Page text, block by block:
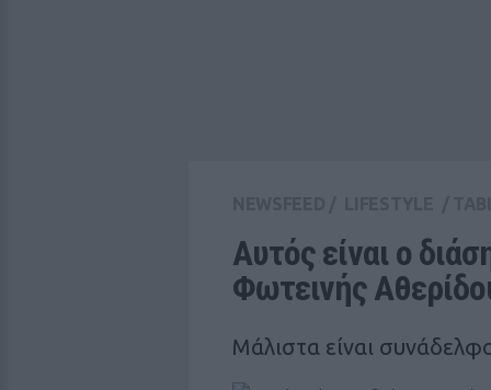
Αυτός είναι ο
Φωτεινής
Μάλιστα είναι